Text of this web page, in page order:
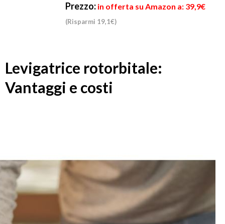
Prezzo: in offerta su Amazon a: 39,9€
(Risparmi 19,1€)
Levigatrice rotorbitale:
Vantaggi e costi